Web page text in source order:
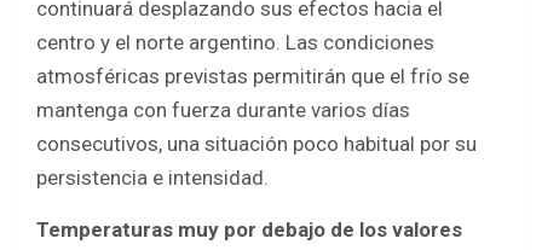
continuará desplazando sus efectos hacia el
centro y el norte argentino. Las condiciones
atmosféricas previstas permitirán que el frío se
mantenga con fuerza durante varios días
consecutivos, una situación poco habitual por su
persistencia e intensidad.
Temperaturas muy por debajo de los valores